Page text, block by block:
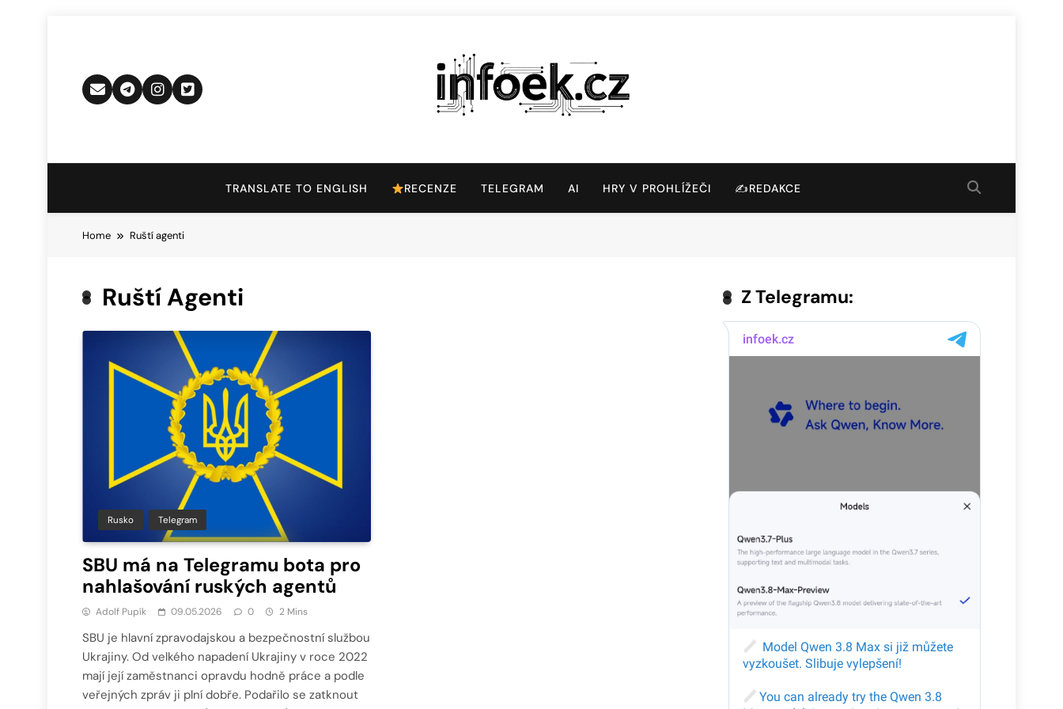
Infoek.cz
TRANSLATE TO ENGLISH RECENZE TELEGRAM AI HRY V PROHLÍŽEČI ✍️REDAKCE
Home Ruští agenti
Ruští Agenti
Rusko Telegram
SBU má na Telegramu bota pro
nahlašování ruských agentů
Adolf Pupík 09.05.2026 0 2 Mins
SBU je hlavní zpravodajskou a bezpečnostní službou
Ukrajiny. Od velkého napadení Ukrajiny v roce 2022
mají její zaměstnanci opravdu hodně práce a podle
veřejných zpráv ji plní dobře. Podařilo se zatknout
Z Telegramu: